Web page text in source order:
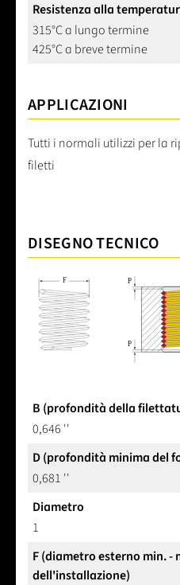
Resistenza alla
315°C a lungo termine
425°C a breve termine
APPLICAZIONI
Tutti i normali utilizzi per la
filetti
DISEGNO TECNICO
B (profondità della
0,646 ''
D (profondità minima del
0,681 ''
Diametro
1
F (diametro esterno min. -
dell'installazione)